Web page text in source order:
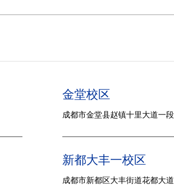
金堂校区
成都市金堂县赵镇十里大道一
新都大丰一校区
成都市新都区大丰街道花都大